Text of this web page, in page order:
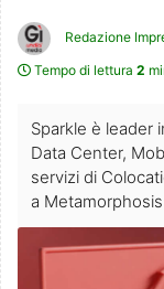
Redazione
Tempo di lettura 2
Sparkle è leader
Data Center,
servizi di
a